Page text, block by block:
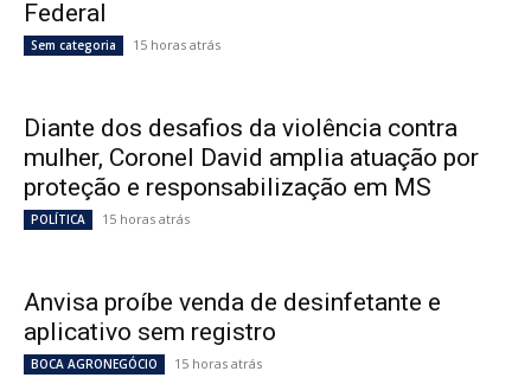
Federal
Sem categoria 15 horas atrás
Diante dos desafios da violência contra
mulher, Coronel David amplia atuação por
proteção e responsabilização em MS
POLÍTICA 15 horas atrás
Anvisa proíbe venda de desinfetante e
aplicativo sem registro
BOCA AGRONEGÓCIO 15 horas atrás